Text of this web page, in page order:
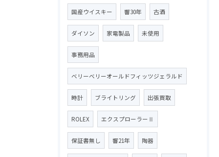
国産ウイスキー 響30年 古酒
ダイソン 家電製品 未使用
事務用品
ベリーベリーオールドフィッツジェラルド
時計 ブライトリング 出張買取
ROLEX エクスプローラーⅡ
保証書無し 響21年 陶器